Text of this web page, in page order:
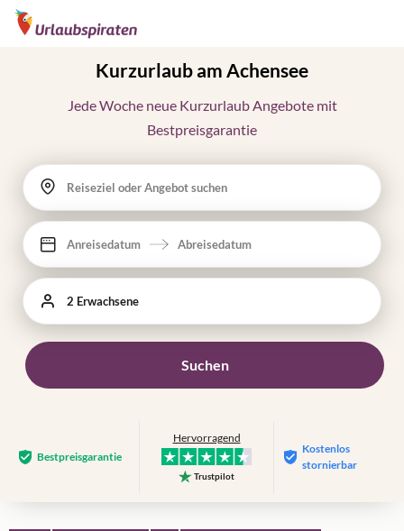
Kurzurlaub am Achensee
Jede Woche neue Kurzurlaub Angebote mit
Bestpreisgarantie
Reiseziel oder Angebot suchen
Anreisedatum Abreisedatum
2 Erwachsene
Suchen
Bestpreis­garantie
Hervorragend
Trustpilot
Kostenlos
stornierbar